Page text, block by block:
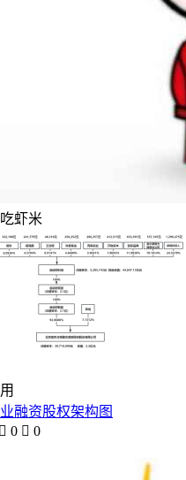
虾米
融资股权架构图
 0  0